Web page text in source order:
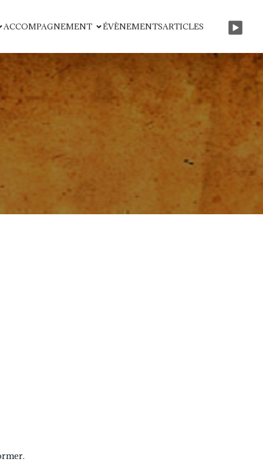
ACCOMPAGNEMENT ÉVÈNEMENTSARTICLES